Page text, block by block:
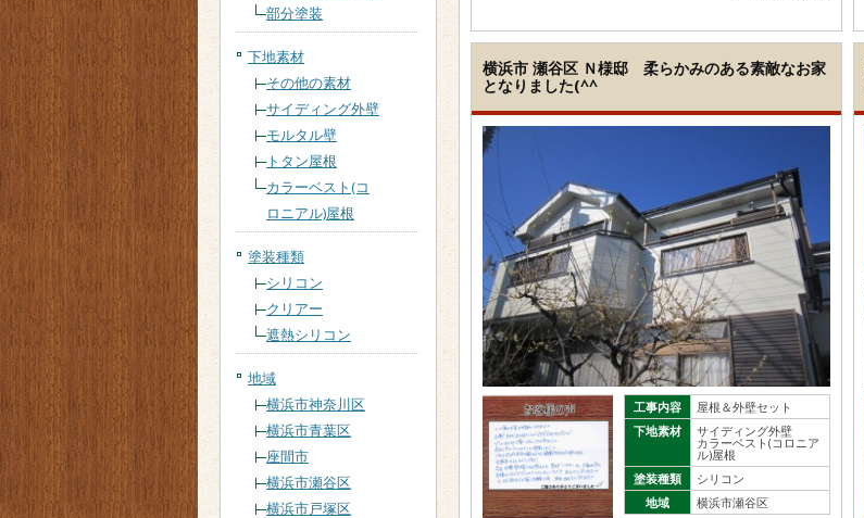
横浜市 瀬谷区 Ｎ様邸 柔らかみのある素敵なお家
となりました(^^
工事内容
屋根＆外壁セット
下地素材
サイディング外壁
カラーベスト(コロニア
ル)屋根
塗装種類
シリコン
地域
横浜市瀬谷区
部分塗装
下地素材
その他の素材
サイディング外壁
モルタル壁
トタン屋根
カラーベスト(コ
ロニアル)屋根
塗装種類
シリコン
クリアー
遮熱シリコン
地域
横浜市神奈川区
横浜市青葉区
座間市
横浜市瀬谷区
横浜市戸塚区